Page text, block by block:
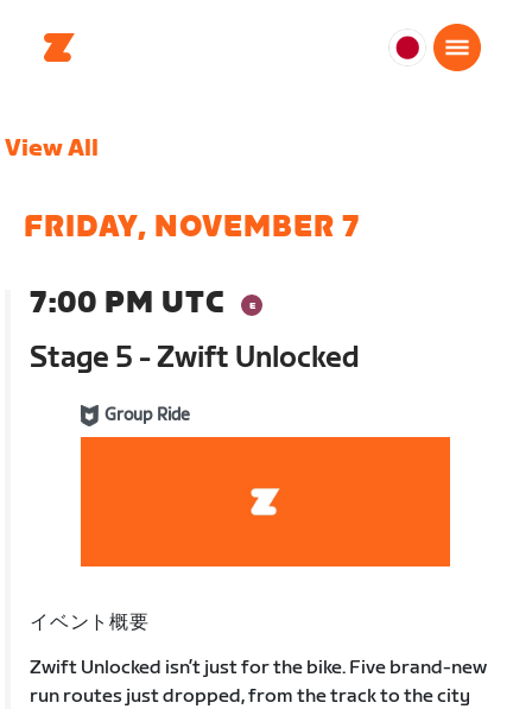
日
View All
FRIDAY, NOVEMBER 7
7:00 PM UTC
Stage 5 - Zwift Unlocked
Group Ride
イベント概要
Zwift Unlocked isn’t just for the bike. Five brand-new
run routes just dropped, from the track to the city